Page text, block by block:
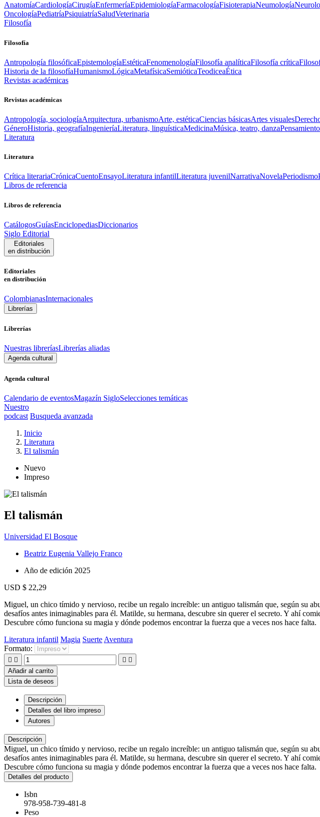
AnatomíaCardiologíaCirugíaEnfermeríaEpidemiologíaFarmacologíaFisioterapiaNeumología
OncologíaPediatríaPsiquiatríaSaludVeterinaria
Filosofía
Filosofía
Antropología filosóficaEpistemologíaEstéticaFenomenologíaFilosofía analíticaFilosofía crítica
Historia de la filosofíaHumanismoLógicaMetafísicaSemióticaTeodiceaÉtica
Revistas académicas
Revistas académicas
Antropología, sociologíaArquitectura, urbanismoArte, estéticaCiencias básicasArtes visuales
GéneroHistoria, geografíaIngenieríaLiteratura, linguísticaMedicinaMúsica, teatro, danza
Literatura
Literatura
Crítica literariaCrónicaCuentoEnsayoLiteratura infantilLiteratura juvenilNarrativaNovelaPeriodismo
Libros de referencia
Libros de referencia
CatálogosGuíasEnciclopediasDiccionarios
Siglo Editorial
Editoriales
en distribución
Editoriales
en distribución
ColombianasInternacionales
Librerías
Librerías
Nuestras libreríasLibrerías aliadas
Agenda cultural
Agenda cultural
Calendario de eventosMagazín SigloSelecciones temáticas
Nuestro
podcast Busqueda avanzada
Inicio
Literatura
El talismán
Nuevo
Impreso
El talismán
Universidad El Bosque
Beatriz Eugenia Vallejo Franco
Año de edición 2025
USD $ 22,29
Miguel, un chico tímido y nervioso, recibe un regalo increíble: un antiguo talismán que, según su
desafíos antes inimaginables para él. Matilde, su hermana, descubre sin querer el secreto. Y ahí
Descubre cómo funciona su magia y dónde podemos encontrar la fuerza que a veces nos hace falta.
Literatura infantil Magia Suerte Aventura
Formato:
   
Añadir al carrito
Lista de deseos
Descripción
Detalles del libro impreso
Autores
Descripción
Miguel, un chico tímido y nervioso, recibe un regalo increíble: un antiguo talismán que, según su
desafíos antes inimaginables para él. Matilde, su hermana, descubre sin querer el secreto. Y ahí
Descubre cómo funciona su magia y dónde podemos encontrar la fuerza que a veces nos hace falta.
Detalles del producto
Isbn
978-958-739-481-8
Peso